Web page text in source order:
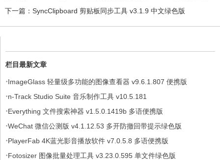
下一篇： SyncClipboard 剪贴板同步工具 v3.1.9 中文绿色版
栏目最新文章
·ImageGlass 轻量级多功能的图像查看器 v9.6.1.807 便携版
·n-Track Studio Suite 音乐制作工具 v10.5.181
·Everything 文件搜索神器 v1.5.0.1419b 多语便携版
·WeChat 微信公测版 v4.1.12.53 多开防撤回带提示绿色版
·PlayerFab 4K蓝光影音播放软件 v7.0.5.8 多语便携版
·Fotosizer 图像批量处理工具 v3.23.0.595 单文件绿色版